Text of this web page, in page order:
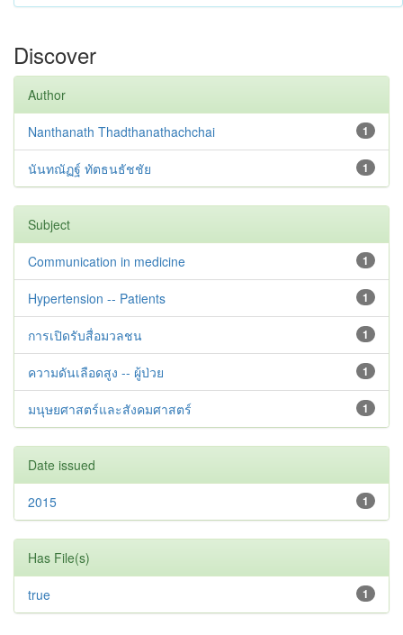
Discover
Author
1
Nanthanath Thadthanathachchai
1
นันทณัฏฐ์ ทัตธนธัชชัย
Subject
1
Communication in medicine
1
Hypertension -- Patients
1
การเปิดรับสื่อมวลชน
1
ความดันเลือดสูง -- ผู้ป่วย
1
มนุษยศาสตร์และสังคมศาสตร์
Date issued
1
2015
Has File(s)
1
true